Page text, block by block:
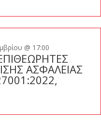
@ 17:00
ΑΣΦΑΛΕΙΑΣ